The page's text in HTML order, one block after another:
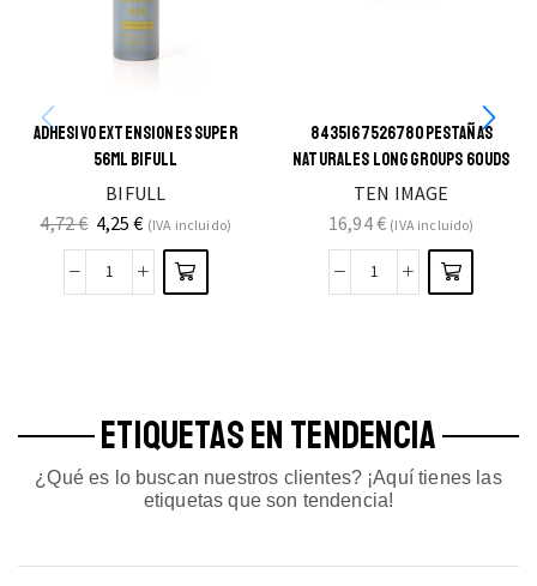
ADHESIVO EXTENSIONES SUPER
56ML BIFULL
BIFULL
4,72€ 4,25€ (IVA incluido)
8435167526780PESTAÑAS
NATURALES LONG GROUPS 60UDS
TEN IMAGE
16,94€ (IVA incluido)
ETIQUETAS EN TENDENCIA
¿Qué es lo buscan nuestros clientes? ¡Aquí tienes las
etiquetas que son tendencia!